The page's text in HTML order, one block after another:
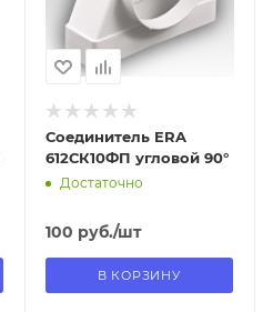
Соединитель ERA
612СК10ФП угловой 90°
Достаточно
100 руб./шт
В КОРЗИНУ